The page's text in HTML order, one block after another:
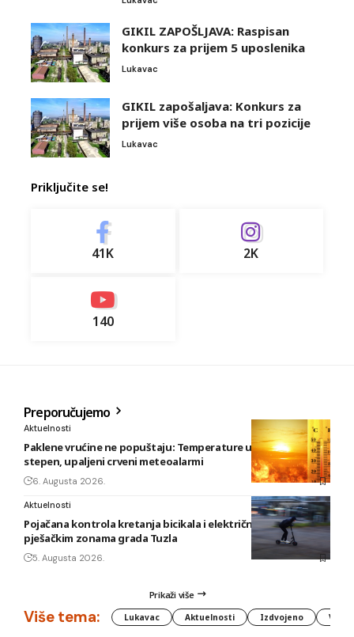
GIKIL ZAPOŠLJAVA: Raspisan
konkurs za prijem 5 uposlenika
Lukavac
GIKIL zapošaljava: Konkurs za
prijem više osoba na tri pozicije
Lukavac
Priključite se!
41K 2K
140
Preporučujemo
Aktuelnosti
Paklene vrućine ne popuštaju: Temperature u BiH i do 41
stepen, upaljeni crveni meteoalarmi
6. Augusta 2026.
Aktuelnosti
Pojačana kontrola kretanja bicikala i električnih romobila u
pješačkim zonama grada Tuzla
5. Augusta 2026.
Prikaži više
Više tema: Lukavac Aktuelnosti Izdvojeno